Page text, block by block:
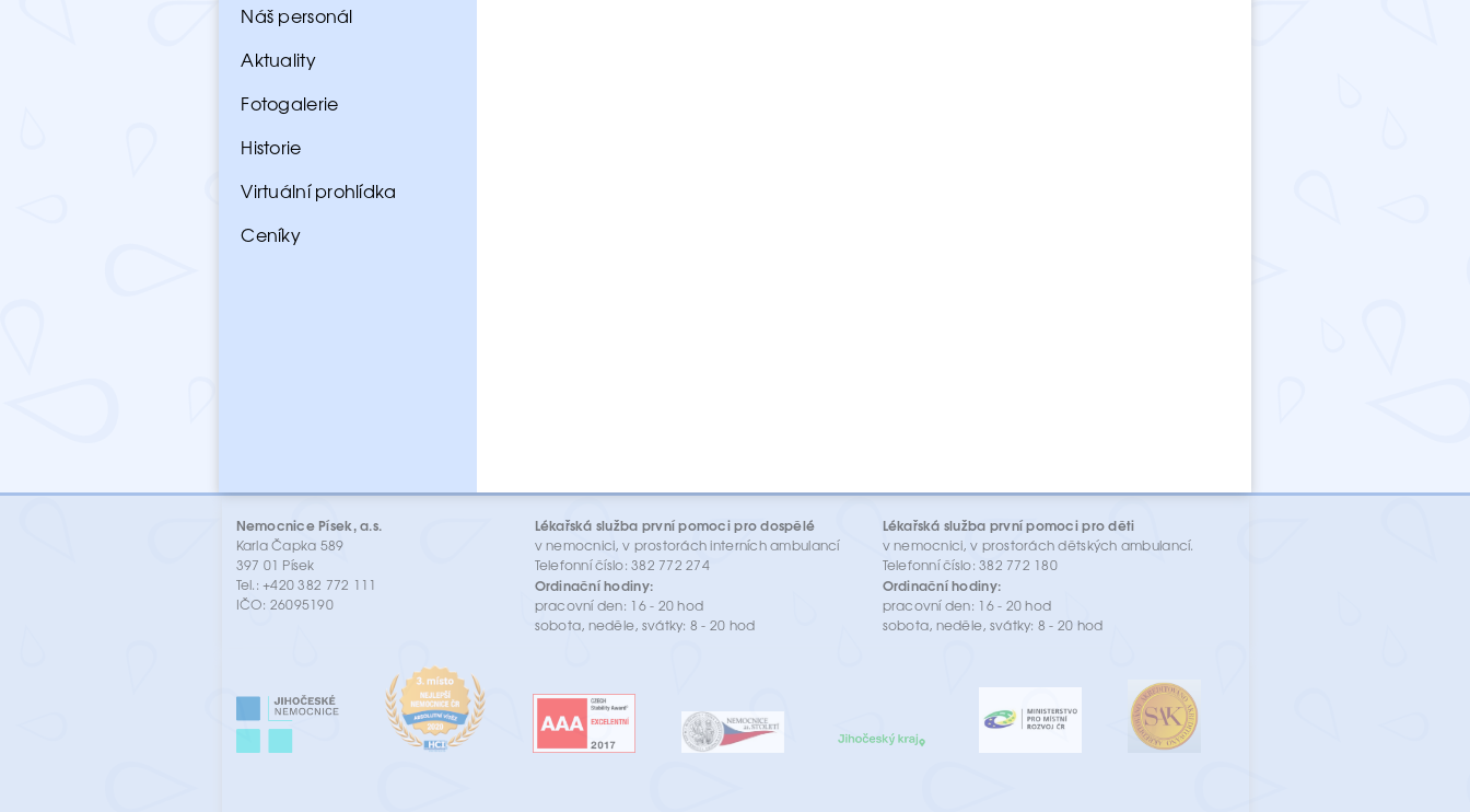
Náš personál
Aktuality
Fotogalerie
Historie
Virtuální prohlídka
Ceníky
Nemocnice Písek, a.s.
Karla Čapka 589
397 01 Písek
Tel.: +420 382 772 111
IČO: 26095190
Lékařská služba první pomoci pro dospělé
v nemocnici, v prostorách interních ambulancí
Telefonní číslo: 382 772 274
Ordinační hodiny:
pracovní den: 16 - 20 hod
sobota, neděle, svátky: 8 - 20 hod
Lékařská služba první pomoci pro děti
v nemocnici, v prostorách dětských ambulancí.
Telefonní číslo: 382 772 180
Ordinační hodiny:
pracovní den: 16 - 20 hod
sobota, neděle, svátky: 8 - 20 hod